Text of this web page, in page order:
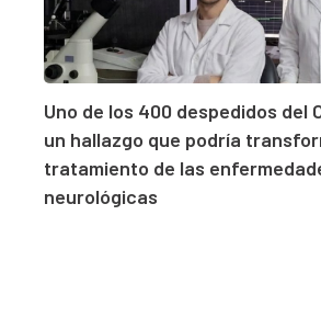
Uno de los 400 despedidos del
un hallazgo que podría
tratamiento de las
neurológicas